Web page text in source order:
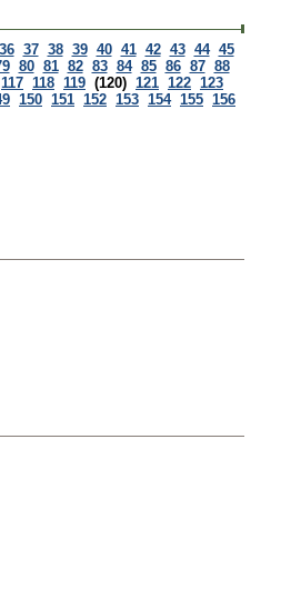
36 37 38 39 40 41 42 43 44 45
80 81 82 83 84 85 86 87 88
117 118 119 (120) 121 122 123
150 151 152 153 154 155 156